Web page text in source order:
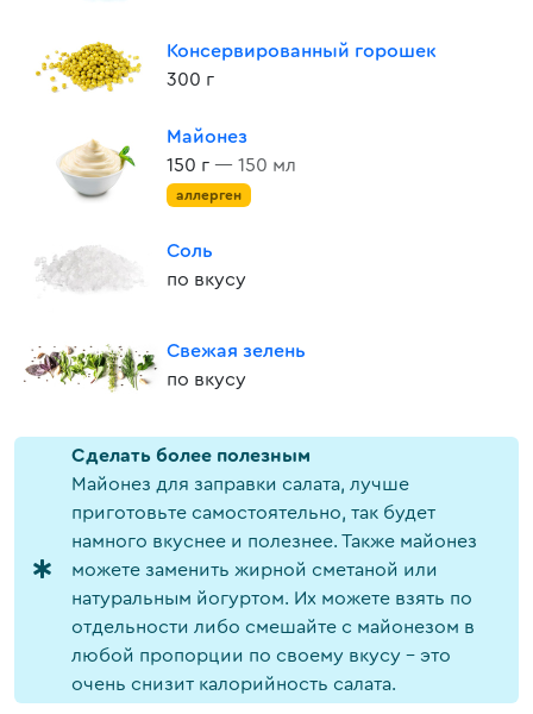
Консервированный горошек
300 г
Майонез
150 г — 150 мл
аллерген
Соль
по вкусу
Свежая зелень
по вкусу
Cделать более полезным
Майонез для заправки салата, лучше
приготовьте самостоятельно, так будет
намного вкуснее и полезнее. Также майонез
можете заменить жирной сметаной или
натуральным йогуртом. Их можете взять по
отдельности либо смешайте с майонезом в
любой пропорции по своему вкусу - это
очень снизит калорийность салата.